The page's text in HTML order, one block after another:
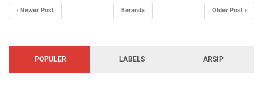
‹ Newer Post Older Post ›
Beranda
POPULER LABELS ARSIP